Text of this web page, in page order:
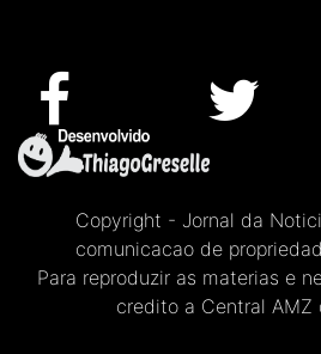
Copyright - Jornal da
comunicacao de
Para reproduzir as materias e
credito a Central AMZ